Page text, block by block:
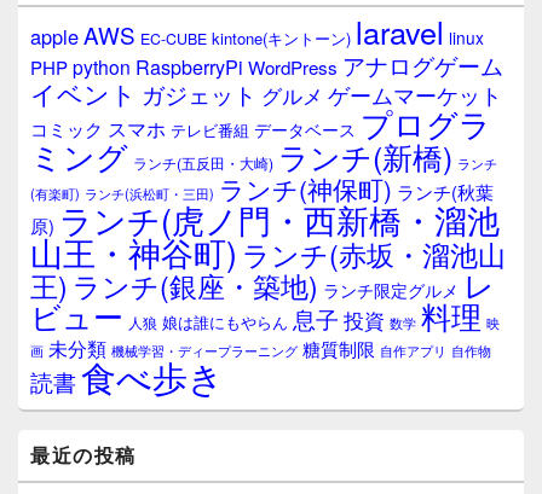
ウ
ィ
ジ
ェ
ア
appleAWS EC-CUBE kintone(キントーン) laravel linux
PHPpython RaspberryPi WordPress アナログゲーム
イベント ガジェット グルメ ゲームマーケット
コミック スマホ テレビ番組 データベース プログラ
ミング ランチ(五反田・大崎) ランチ(新橋) ランチ
(有楽町) ランチ(浜松町・三田) ランチ(神保町) ランチ(秋葉
原) ランチ(虎ノ門・西新橋・溜池
山王・神谷町) ランチ(赤坂・溜池山
王) ランチ(銀座・築地) ランチ限定グルメ レ
ビュー 人狼 娘は誰にもやらん 息子 投資 数学 料理 映
画 未分類 機械学習・ディープラーニング 糖質制限 自作アプリ 自作物
読書食べ歩き
最近の投稿